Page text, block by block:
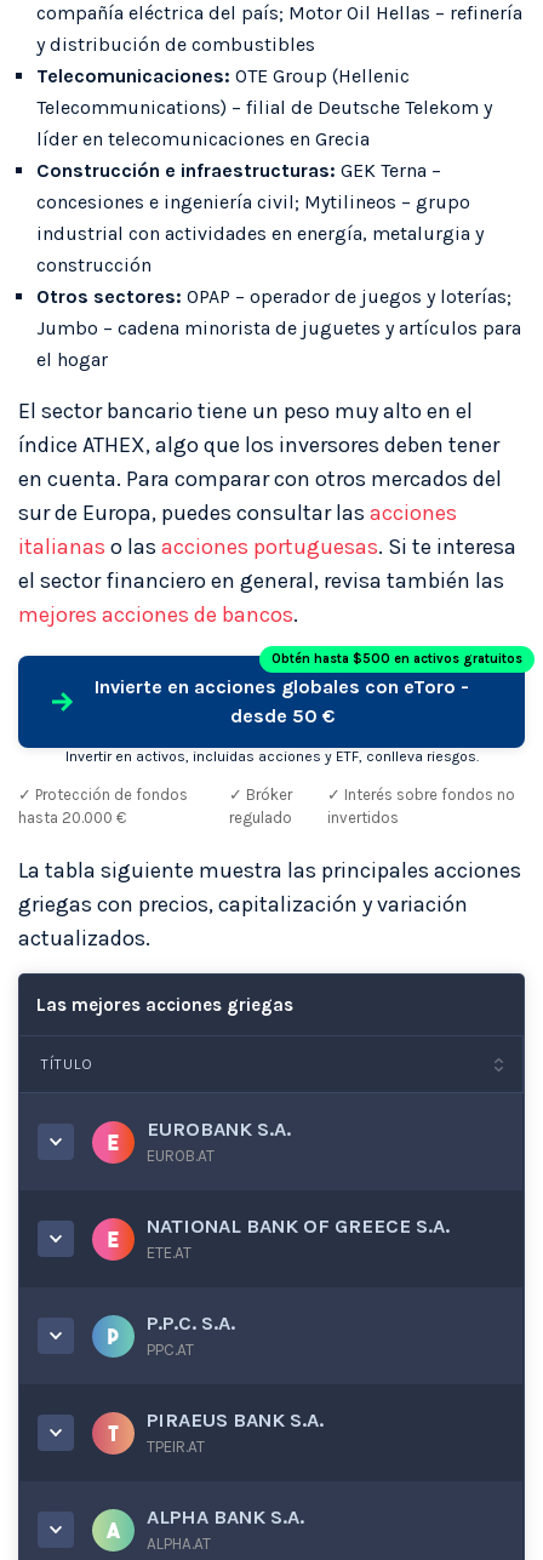
compañía eléctrica del país; Motor Oil Hellas – refinería
y distribución de combustibles
Telecomunicaciones: OTE Group (Hellenic
Telecommunications) – filial de Deutsche Telekom y
líder en telecomunicaciones en Grecia
Construcción e infraestructuras: GEK Terna –
concesiones e ingeniería civil; Mytilineos – grupo
industrial con actividades en energía, metalurgia y
construcción
Otros sectores: OPAP – operador de juegos y loterías;
Jumbo – cadena minorista de juguetes y artículos para
el hogar
El sector bancario tiene un peso muy alto en el
índice ATHEX, algo que los inversores deben tener
en cuenta. Para comparar con otros mercados del
sur de Europa, puedes consultar las acciones
italianas o las acciones portuguesas. Si te interesa
el sector financiero en general, revisa también las
mejores acciones de bancos.
Invierte en acciones globales con eToro -
desde 50 €
Obtén hasta $500 en activos gratuitos
Invertir en activos, incluidas acciones y ETF, conlleva riesgos.
✓ Protección de fondos
hasta 20.000 €
✓ Bróker
regulado
✓ Interés sobre fondos no
invertidos
La tabla siguiente muestra las principales acciones
griegas con precios, capitalización y variación
actualizados.
Las mejores acciones griegas
TÍTULO
EUROBANK S.A.
EUROB.AT
NATIONAL BANK OF GREECE S.A.
ETE.AT
P.P.C. S.A.
PPC.AT
PIRAEUS BANK S.A.
TPEIR.AT
ALPHA BANK S.A.
ALPHA.AT